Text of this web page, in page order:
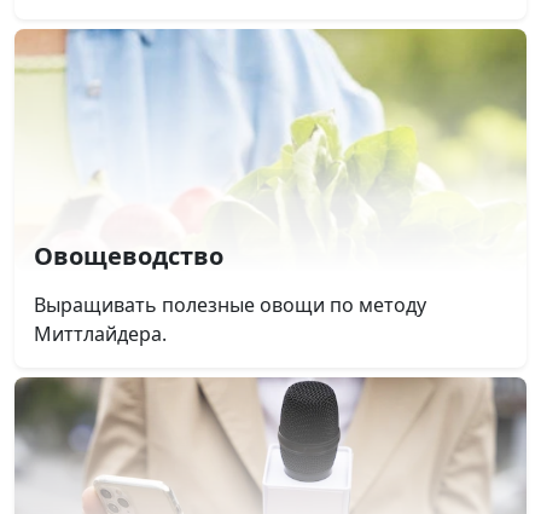
Овощеводство
Выращивать полезные овощи по методу
Миттлайдера.